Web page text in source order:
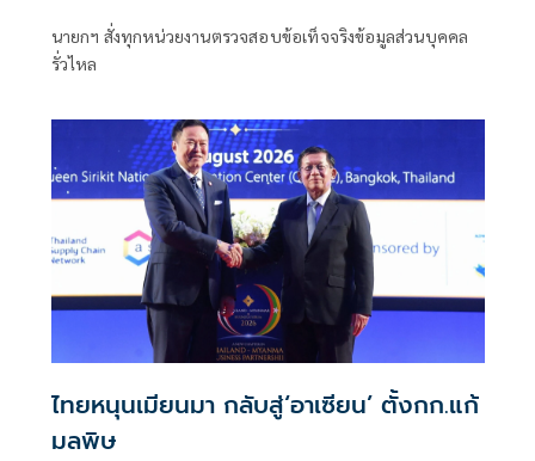
นายกฯ สั่งทุกหน่วยงานตรวจสอบข้อเท็จจริงข้อมูลส่วนบุคคล
รั่วไหล
ไทยหนุนเมียนมา กลับสู่‘อาเซียน’ ตั้งกก.แก้
มลพิษ